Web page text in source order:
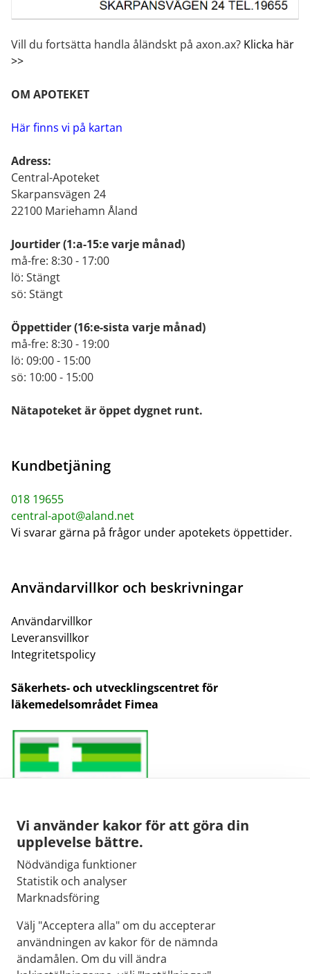
Vi använder kakor för att göra din
upplevelse bättre.
Nödvändiga funktioner
Statistik och analyser
Marknadsföring
Välj "Acceptera alla" om du accepterar
användningen av kakor för de nämnda
ändamålen. Om du vill ändra
Vill du fortsätta handla åländskt på axon.ax? Klicka här
>>
OM APOTEKET
Här finns vi på kartan
Adress:
Central-Apoteket
Skarpansvägen 24
22100 Mariehamn Åland
Jourtider(1:a-15:e varje månad)
må-fre: 8:30 - 17:00
lö: Stängt
sö: Stängt
Öppettider(16:e-sista varje månad)
må-fre: 8:30 - 19:00
lö: 09:00 - 15:00
sö: 10:00 - 15:00
Nätapoteket är öppet dygnet runt.
Kundbetjäning
018 19655
central-apot@aland.net
Vi svarar gärna på frågor under apotekets öppettider.
Användarvillkor och beskrivningar
Användarvillkor
Leveransvillkor
Integritetspolicy
Säkerhets- och utvecklingscentret för
läkemedelsområdet Fimea
E-post:
kirjaamo@fimea.fi
Fimeas växel:
029 522 3341